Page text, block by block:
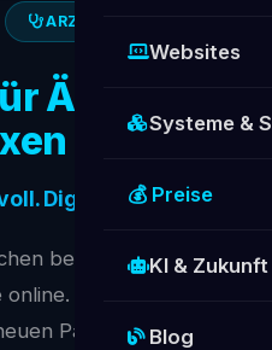
Websites
Systeme &
💰 Preise
KI & Zukunft
Blog
ARZTE & PRAXEN
Ärzte &
Digital präsent.
bereits 64 % der
Ihre Website ist
Patientinnen und